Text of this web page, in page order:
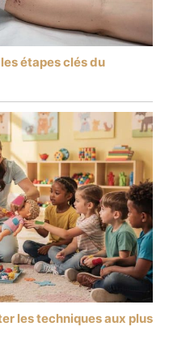
étapes clés du
les techniques aux plus